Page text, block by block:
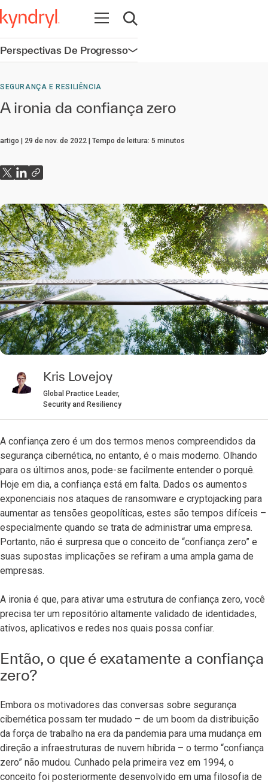
Abrir navegação
Abrir pesquisa
Perspectivas De ProgressoAbrir navegação
SEGURANÇA E RESILIÊNCIA
A ironia da confiança zero
artigo 29 de nov. de 2022 Tempo de leitura: 5 minutos
Kris Lovejoy
Global Practice Leader,
Security and Resiliency
A confiança zero é um dos termos menos compreendidos da
segurança cibernética, no entanto, é o mais moderno. Olhando
para os últimos anos, pode-se facilmente entender o porquê.
Hoje em dia, a confiança está em falta. Dados os aumentos
exponenciais nos ataques de ransomware e cryptojacking para
aumentar as tensões geopolíticas, estes são tempos difíceis –
especialmente quando se trata de administrar uma empresa.
Portanto, não é surpresa que o conceito de “confiança zero” e
suas supostas implicações se refiram a uma ampla gama de
empresas.
A ironia é que, para ativar uma estrutura de confiança zero, você
precisa ter um repositório altamente validado de identidades,
ativos, aplicativos e redes nos quais possa confiar.
Então, o que é exatamente a confiança
zero?
Embora os motivadores das conversas sobre segurança
cibernética possam ter mudado – de um boom da distribuição
da força de trabalho na era da pandemia para uma mudança em
direção a infraestruturas de nuvem híbrida – o termo “confiança
zero” não mudou. Cunhado pela primeira vez em 1994, o
conceito foi posteriormente desenvolvido em uma filosofia de